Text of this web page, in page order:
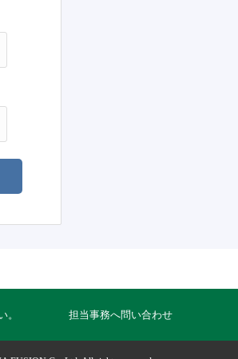
。 担当事務へ問い合わせ